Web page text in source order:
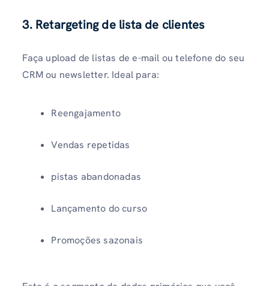
3. Retargeting de lista de clientes
Faça upload de listas de e-mail ou telefone do seu
CRM ou newsletter. Ideal para:
Reengajamento
Vendas repetidas
pistas abandonadas
Lançamento do curso
Promoções sazonais